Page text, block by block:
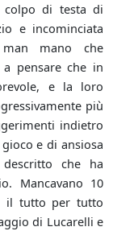
colpo di testa di
e incominciata
mano che
pensare che in
e la loro
più
indietro
e di ansiosa
che ha
Mancavano 10
il tutto per tutto
di Lucarelli e